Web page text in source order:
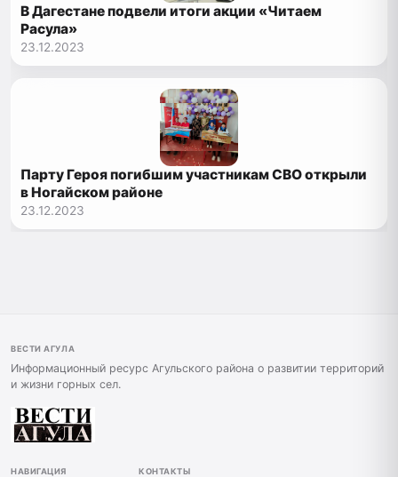
В Дагестане подвели итоги акции «Читаем
Расула»
23.12.2023
Парту Героя погибшим участникам СВО открыли
в Ногайском районе
23.12.2023
ВЕСТИ АГУЛА
Информационный ресурс Агульского района о развитии территорий
и жизни горных сел.
НАВИГАЦИЯ КОНТАКТЫ